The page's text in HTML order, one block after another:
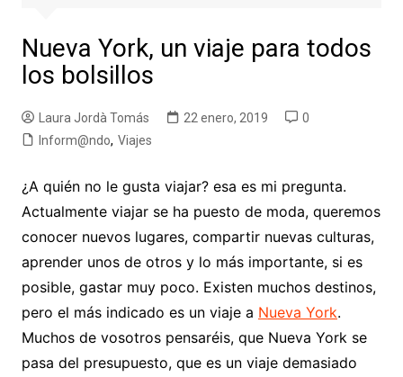
Nueva York, un viaje para todos
los bolsillos
Laura Jordà Tomás 22 enero, 2019
0
Inform@ndo, Viajes
¿A quién no le gusta viajar? esa es mi pregunta.
Actualmente viajar se ha puesto de moda, queremos
conocer nuevos lugares, compartir nuevas culturas,
aprender unos de otros y lo más importante, si es
posible, gastar muy poco. Existen muchos destinos,
pero el más indicado es un viaje a Nueva York.
Muchos de vosotros pensaréis, que Nueva York se
pasa del presupuesto, que es un viaje demasiado